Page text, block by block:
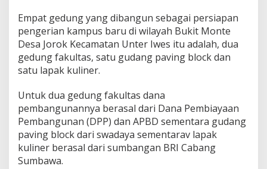
g
d
i
K
u
s
B
a
r
u
Empat gedung yang dibangun sebagai persiapan
pengerian kampus baru di wilayah Bukit Monte
Desa Jorok Kecamatan Unter Iwes itu adalah, dua
gedung fakultas, satu gudang paving block dan
satu lapak kuliner.
Untuk dua gedung fakultas dana
pembangunannya berasal dari Dana Pembiayaan
Pembangunan (DPP) dan APBD sementara gudang
paving block dari swadaya sementarav lapak
kuliner berasal dari sumbangan BRI Cabang
Sumbawa.